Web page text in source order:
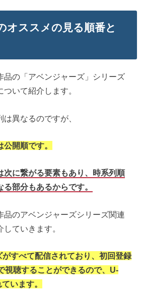
オススメの見る順番と
品の「アベンジャーズ」シリーズ
いて紹介します。
異なるのですが、
開順です。
次に繋がる要素もあり、時系列順
部分もあるからです。
品のアベンジャーズシリーズ関連
ていきます。
すべて配信されており、初回登録
視聴することができるので、U-
います。